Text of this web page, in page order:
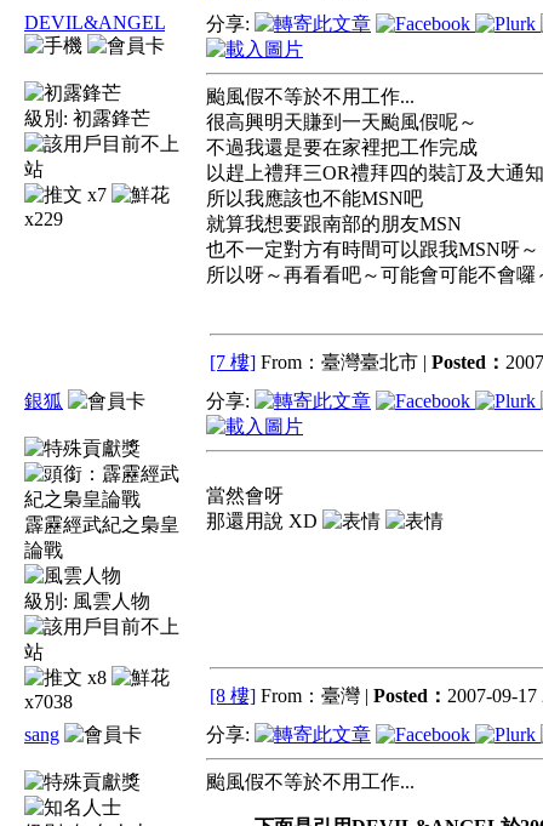
DEVIL&ANGEL
級別: 初露鋒芒
x7
x229
分享:
颱風假不等於不用工作...
很高興明天賺到一天颱風假呢～
不過我還是要在家裡把工作完成
以趕上禮拜三OR禮拜四的裝訂及大通
所以我應該也不能MSN吧
就算我想要跟南部的朋友MSN
也不一定對方有時間可以跟我MSN呀～
所以呀～再看看吧～可能會可能不會囉
[7 樓] From：臺灣臺北市 | Posted：
銀狐
霹靂經武紀之梟皇
論戰
級別: 風雲人物
x8
x7038
分享:
當然會呀
那還用說 XD
[8 樓] From：臺灣 | Posted： 2007-09-17
sang
分享:
颱風假不等於不用工作...